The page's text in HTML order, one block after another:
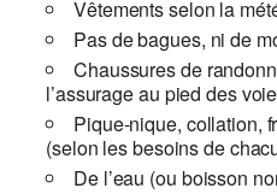
Vêtements selon la
Pas de bagues, ni de
Chaussures de
l’assurage au pied des
Pique-nique, collation,
(selon les besoins de
De l’eau (ou boisson